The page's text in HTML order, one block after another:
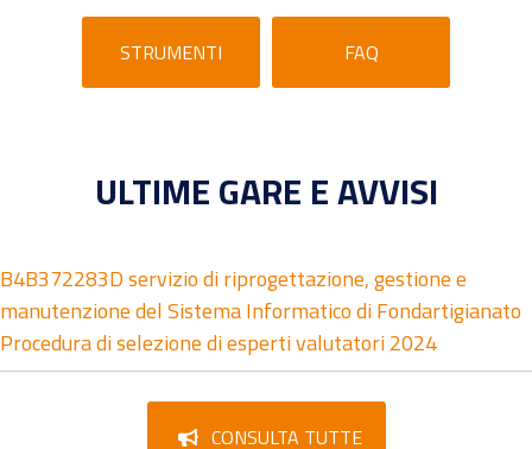
STRUMENTI FAQ
ULTIME GARE E AVVISI
B4B372283D servizio di riprogettazione, gestione e
manutenzione del Sistema Informatico di Fondartigianato
Procedura di selezione di esperti valutatori 2024
CONSULTA TUTTE